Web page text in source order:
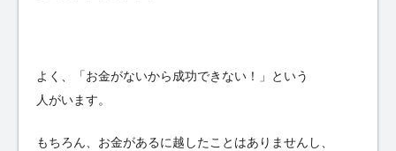
よく、「お金がないから成功できない！」という
人がいます。
もちろん、お金があるに越したことはありませんし、